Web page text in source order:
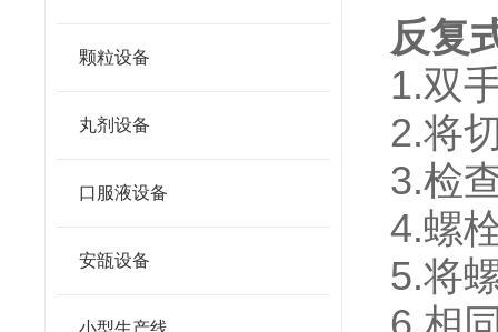
颗粒设备
丸剂设备
口服液设备
安瓿设备
小型生产线
反复
1.双
2.将
3.检
4.螺
5.将